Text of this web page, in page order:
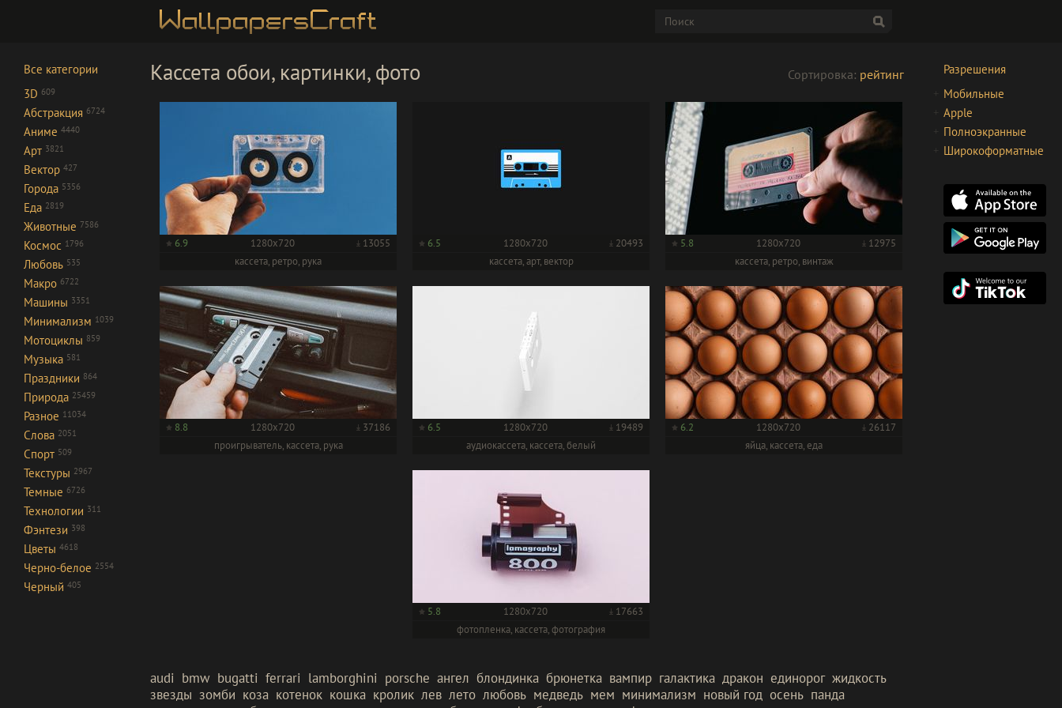
Все категории
3D 609
Абстракция 6724
Аниме 4440
Арт 3821
Вектор 427
Города 5356
Еда 2819
Животные 7586
Космос 1796
Любовь 535
Макро 6722
Машины 3351
Минимализм 1039
Мотоциклы 859
Музыка 581
Праздники 864
Природа 25459
Разное 11034
Слова 2051
Спорт 509
Текстуры 2967
Темные 6726
Технологии 311
Фэнтези 398
Цветы 4618
Черно-белое 2554
Черный 405
Кассета обои, картинки, фото Сортировка: рейтинг
6.9 1280x720
13055
кассета, ретро, рука
6.5 1280x720
20493
кассета, арт, вектор
5.8 1280x720
12975
кассета, ретро, винтаж
8.8 1280x720
37186
проигрыватель, кассета, рука
6.5 1280x720
19489
аудиокассета, кассета, белый
6.2 1280x720
26117
яйца, кассета, еда
5.8 1280x720
17663
фотопленка, кассета, фотография
audi bmw bugatti ferrari lamborghini porsche ангел блондинка брюнетка вампир галактика дракон единорог жидкость
звезды зомби коза котенок кошка кролик лев лето любовь медведь мем минимализм новый год осень панда
Разрешения
Мобильные
Apple
Полноэкранные
Широкоформатные